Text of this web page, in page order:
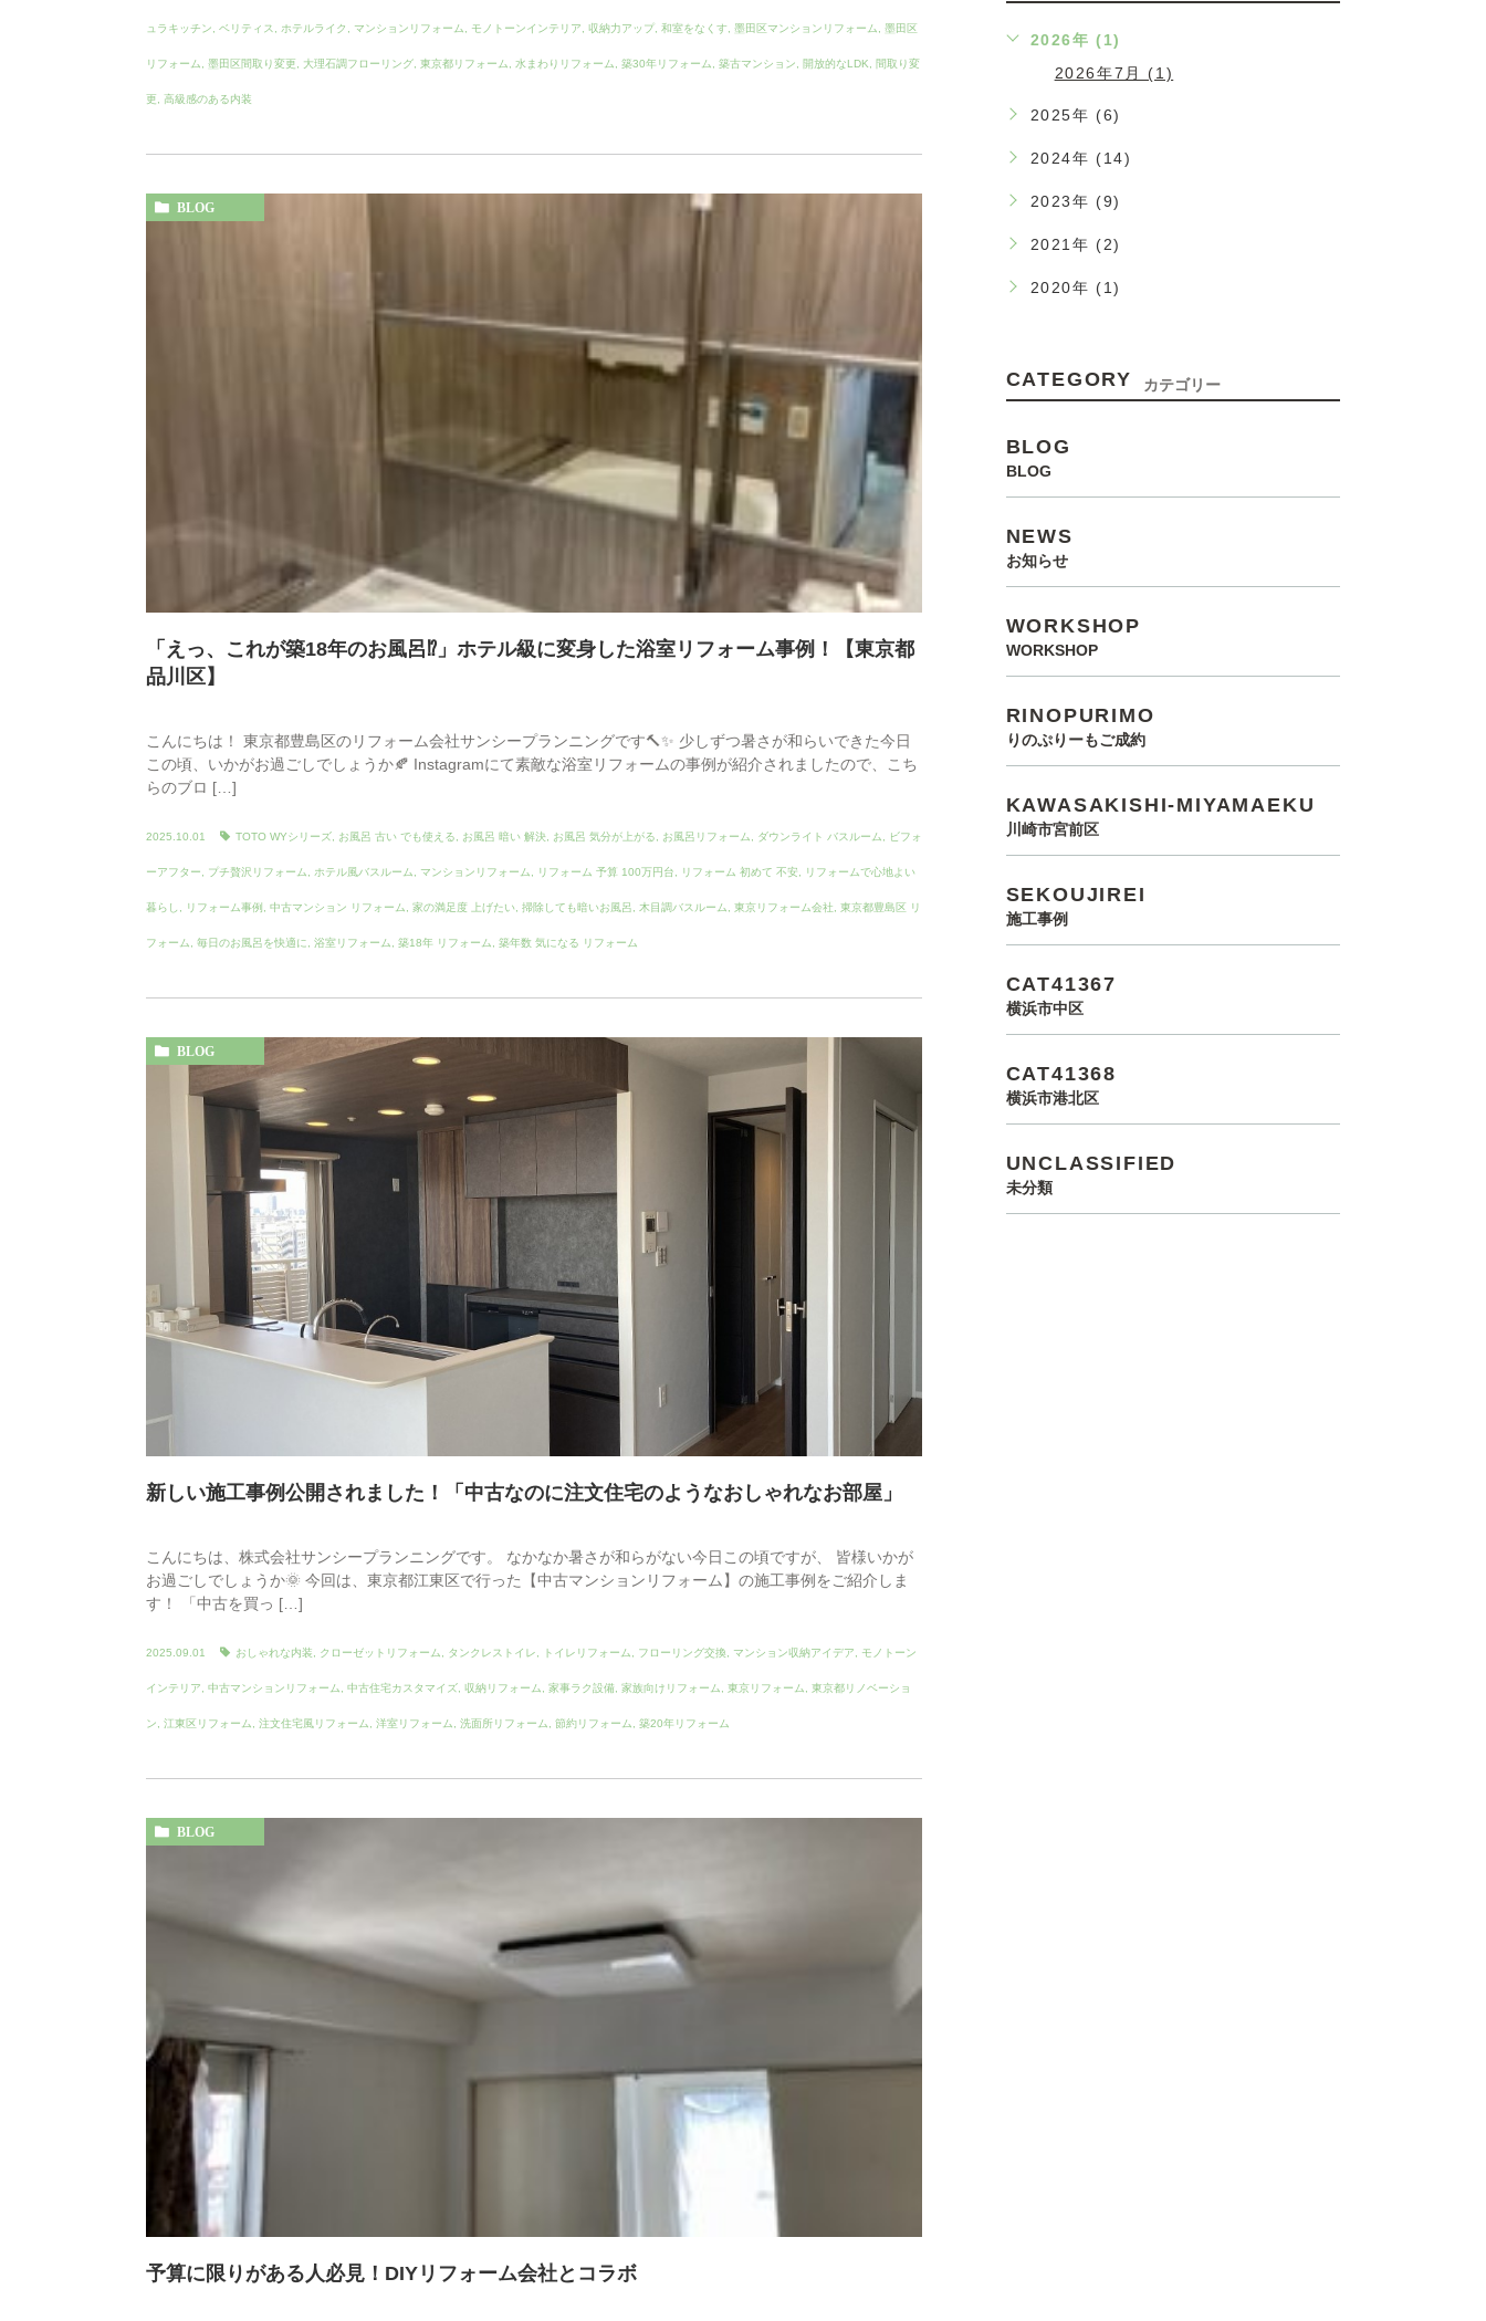
ュラキッチン ベリティス ホテルライク マンションリフォーム モノトーンインテリア 収納力アップ, 和室をなくす 墨田区マンションリフォーム 墨田区
リフォーム 墨田区間取り変更 大理石調フローリング 東京都リフォーム 水まわりリフォーム 築30年リフォーム 築古マンション 開放的なLDK 間取り変
更 高級感のある内装
BLOG
「えっ、これが築18年のお風呂⁉」ホテル級に変身した浴室リフォーム事例！【東京都
品川区】
こんにちは！ 東京都豊島区のリフォーム会社サンシープランニングです🔨✨ 少しずつ暑さが和らいできた今日
この頃、いかがお過ごしでしょうか🍂 Instagramにて素敵な浴室リフォームの事例が紹介されましたので、こち
らのブロ […]
2025.10.01 TOTO WYシリーズ, お風呂 古い でも使える, お風呂 暗い 解決, お風呂 気分が上がる, お風呂リフォーム, ダウンライト バスルーム, ビフォ
ーアフター, プチ贅沢リフォーム, ホテル風バスルーム, マンションリフォーム, リフォーム 予算 100万円台, リフォーム 初めて 不安, リフォームで心地よい
暮らし , リフォーム事例 , 中古マンション リフォーム, 家の満足度 上げたい, 掃除しても暗いお風呂, 木目調バスルーム, 東京リフォーム会社, 東京都豊島区 リ
フォーム, 毎日のお風呂を快適に, 浴室リフォーム, 築18年 リフォーム, 築年数 気になる リフォーム
BLOG
新しい施工事例公開されました！「中古なのに注文住宅のようなおしゃれなお部屋」
こんにちは、株式会社サンシープランニングです。 なかなか暑さが和らがない今日この頃ですが、 皆様いかが
お過ごしでしょうか🌞 今回は、東京都江東区で行った【中古マンションリフォーム】の施工事例をご紹介しま
す！ 「中古を買っ […]
2025.09.01 おしゃれな内装 クローゼットリフォーム タンクレストイレ トイレリフォーム フローリング交換 マンション収納アイデア モノトーン
インテリア 中古マンションリフォーム 中古住宅カスタマイズ 収納リフォーム 家事ラク設備 家族向けリフォーム 東京リフォーム 東京都リノベーショ
ン 江東区リフォーム 注文住宅風リフォーム 洋室リフォーム 洗面所リフォーム 節約リフォーム 築20年リフォーム
BLOG
予算に限りがある人必見！DIYリフォーム会社とコラボ
2026年 (1)
2026年7月 (1)
2025年 (6)
2024年 (14)
2023年 (9)
2021年 (2)
2020年 (1)
CATEGORY カテゴリー
BLOG
BLOG
NEWS
お知らせ
WORKSHOP
WORKSHOP
RINOPURIMO
りのぷりーもご成約
KAWASAKISHI-MIYAMAEKU
川崎市宮前区
SEKOUJIREI
施工事例
CAT41367
横浜市中区
CAT41368
横浜市港北区
UNCLASSIFIED
未分類